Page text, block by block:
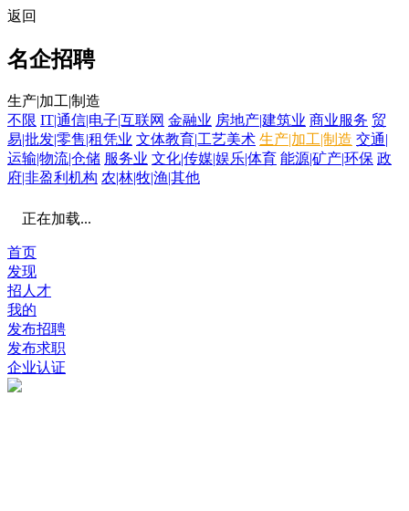
返回
名企招聘
生产|加工|制造
不限 IT|通信|电子|互联网 金融业 房地产|建筑业 商业服务 贸
易|批发|零售|租凭业 文体教育|工艺美术 生产|加工|制造 交通|
运输|物流|仓储 服务业 文化|传媒|娱乐|体育 能源|矿产|环保 政
府|非盈利机构 农|林|牧|渔|其他
正在加载...
首页
发现
招人才
我的
发布招聘
发布求职
企业认证